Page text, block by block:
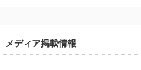
メディア掲載情報